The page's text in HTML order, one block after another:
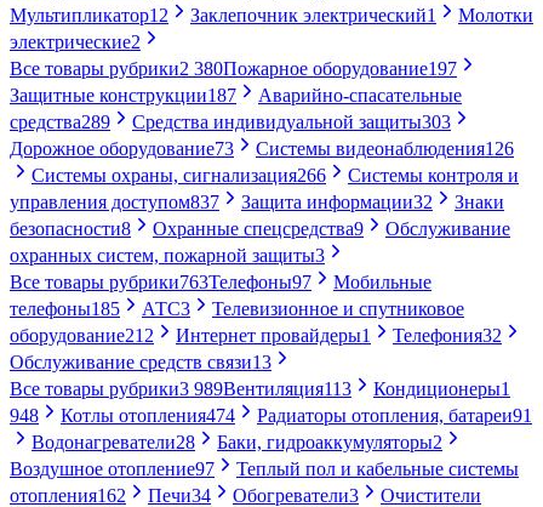
Мультипликатор12 Заклепочник электрический1
Молотки
электрические2
Все товары рубрики2 380Пожарное оборудование197
Защитные конструкции187
Аварийно-спасательные
средства289 Средства индивидуальной защиты303
Дорожное оборудование73 Системы видеонаблюдения126
Системы охраны, сигнализация266
Системы контроля и
управления доступом837 Защита информации32
Знаки
безопасности8 Охранные спецсредства9
Обслуживание
охранных систем, пожарной защиты3
Все товары рубрики763Телефоны97
Мобильные
телефоны185 АТС3
Телевизионное и спутниковое
оборудование212 Интернет провайдеры1 Телефония32
Обслуживание средств связи13
Все товары рубрики3 989Вентиляция113 Кондиционеры1
948
Котлы отопления474 Радиаторы отопления, батареи91
Водонагреватели28 Баки, гидроаккумуляторы2
Воздушное отопление97
Теплый пол и кабельные системы
отопления162 Печи34 Обогреватели3
Очистители